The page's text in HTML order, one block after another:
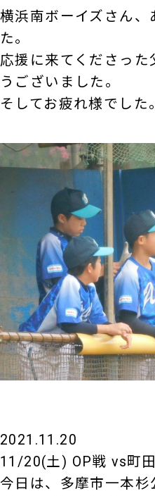
横浜南ボーイズさん、
た。
応援に来てくださった
うございました。
そしてお疲れ様でした。
2021.11.20
11/20(土) OP戦 vs町
今日は、多摩市一本杉